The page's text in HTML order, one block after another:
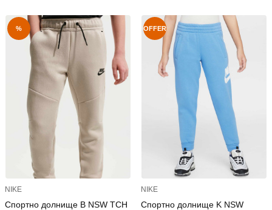
%
NIKE
Спортно долнище B NSW TCH
OFFER
NIKE
Спортно долнище K NSW